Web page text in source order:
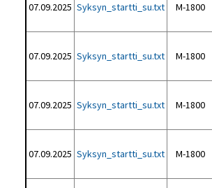
07.09.2025 Syksyn_startti_su.txt M-1800
07.09.2025 Syksyn_startti_su.txt M-1800
07.09.2025 Syksyn_startti_su.txt M-1800
07.09.2025 Syksyn_startti_su.txt M-1800